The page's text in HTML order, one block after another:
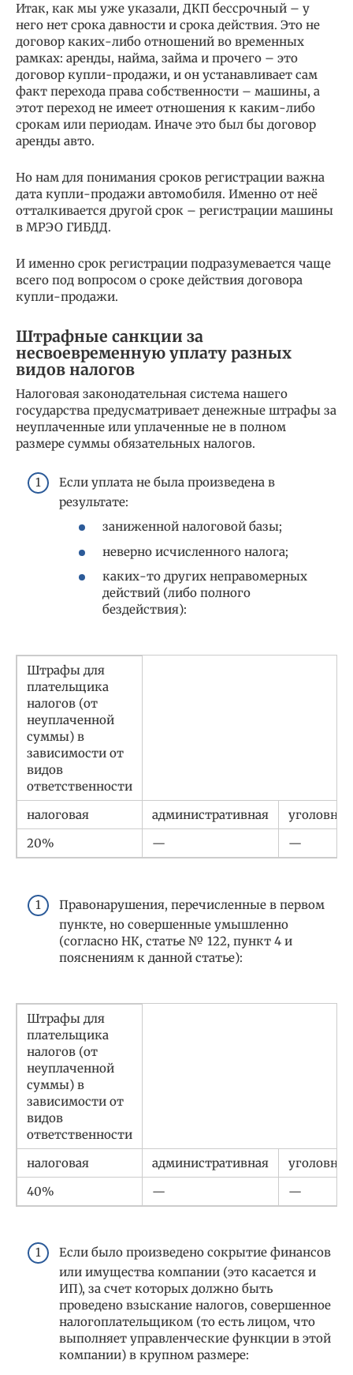
Итак, как мы уже указали, ДКП бессрочный – у
него нет срока давности и срока действия. Это не
договор каких-либо отношений во временных
рамках: аренды, найма, займа и прочего – это
договор купли-продажи, и он устанавливает сам
факт перехода права собственности – машины, а
этот переход не имеет отношения к каким-либо
срокам или периодам. Иначе это был бы договор
аренды авто.
Но нам для понимания сроков регистрации важна
дата купли-продажи автомобиля. Именно от неё
отталкивается другой срок – регистрации машины
в МРЭО ГИБДД.
И именно срок регистрации подразумевается чаще
всего под вопросом о сроке действия договора
купли-продажи.
Штрафные санкции за
несвоевременную уплату разных
видов налогов
Налоговая законодательная система нашего
государства предусматривает денежные штрафы за
неуплаченные или уплаченные не в полном
размере суммы обязательных налогов.
Если уплата не была произведена в
результате:
заниженной налоговой базы;
неверно исчисленного налога;
каких-то других неправомерных
действий (либо полного
бездействия):
Штрафы для
плательщика
налогов (от
неуплаченной
суммы) в
зависимости от
видов
ответственности
налоговая
административная
уголовная
20%
— —
Правонарушения, перечисленные в первом
пункте, но совершенные умышленно
(согласно НК, статье № 122, пункт 4 и
пояснениям к данной статье):
Штрафы для
плательщика
налогов (от
неуплаченной
суммы) в
зависимости от
видов
ответственности
налоговая
административная
уголовная
40%
— —
Если было произведено сокрытие финансов
или имущества компании (это касается и
ИП), за счет которых должно быть
проведено взыскание налогов, совершенное
налогоплательщиком (то есть лицом, что
выполняет управленческие функции в этой
компании) в крупном размере: